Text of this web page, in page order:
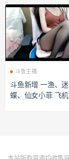
斗鱼主播
斗鱼新增 一渔、
蝶、仙女小菲 飞